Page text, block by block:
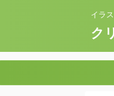
イラ
ク